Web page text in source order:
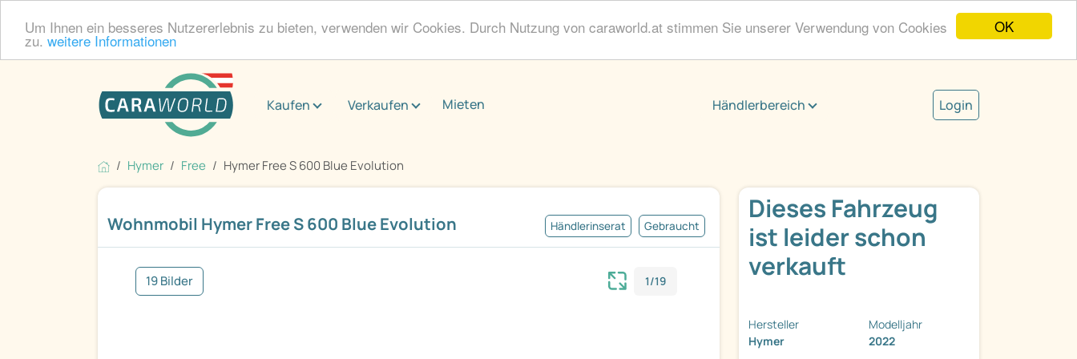
OK
Um Ihnen ein besseres Nutzererlebnis zu bieten, verwenden wir Cookies. Durch Nutzung von caraworld.at stimmen Sie unserer Verwendung von Cookies
zu. weitere Informationen
Kaufen Verkaufen Mieten Händlerbereich Login
Hymer Free Hymer Free S 600 Blue Evolution
Wohnmobil Hymer Free S 600 Blue Evolution Händlerinserat Gebraucht
19 Bilder 1/19
Dieses Fahrzeug
ist leider schon
verkauft
Hersteller
Hymer
Modelljahr
2022